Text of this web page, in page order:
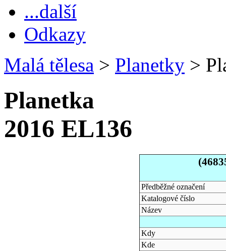
...další
Odkazy
Malá tělesa > Planetky >
Planetka
2016 EL136
Předběžné označení
Katalogové číslo
Název
Kdy
Kde